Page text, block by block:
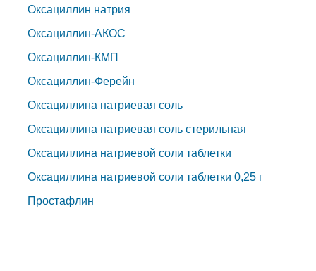
Оксациллин натрия
Оксациллин-АКОС
Оксациллин-КМП
Оксациллин-Ферейн
Оксациллина натриевая соль
Оксациллина натриевая соль стерильная
Оксациллина натриевой соли таблетки
Оксациллина натриевой соли таблетки 0,25 г
Простафлин